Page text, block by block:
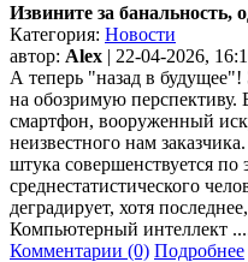
Извините за банальность,
Категория: Новости
автор: Alex | 22-04-2026,
А теперь "назад в
на обозримую перспективу.
смартфон, вооруженный
неизвестного нам
штука совершенствуется по
среднестатистического
деградирует, хотя
Компьютерный интеллект
Комментарии (0) Подробнее